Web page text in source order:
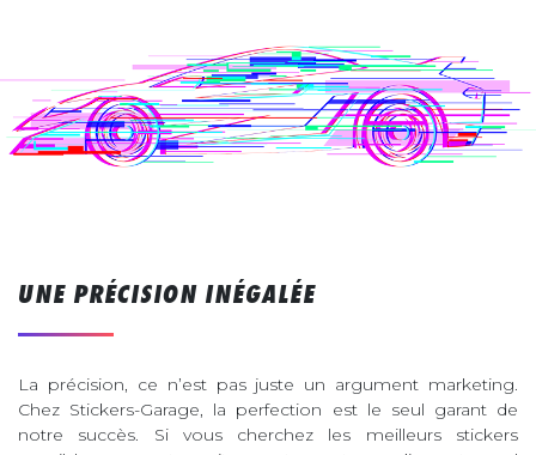
UNE PRÉCISION INÉGALÉE
La précision, ce n’est pas juste un argument marketing.
Chez Stickers-Garage, la perfection est le seul garant de
notre succès. Si vous cherchez les meilleurs stickers